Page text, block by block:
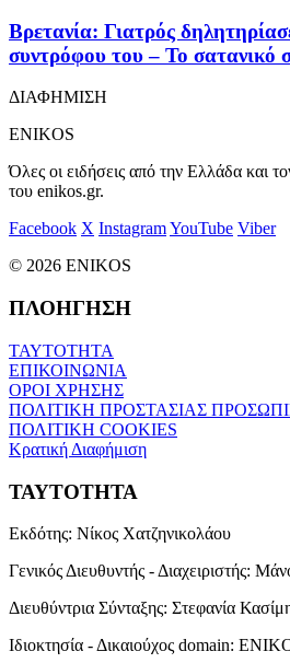
Βρετανία: Γιατρός
συντρόφου του – Το σατανικό
ΔΙΑΦΗΜΙΣΗ
ENIKOS
Όλες οι ειδήσεις από την Ελλάδα και
του enikos.gr.
Facebook X InstagramYouTube Viber
© 2026 ENIKOS
ΠΛΟΗΓΗΣΗ
ΤΑΥΤΟΤΗΤΑ
ΕΠΙΚΟΙΝΩΝΙΑ
ΟΡΟΙ ΧΡΗΣΗΣ
ΠΟΛΙΤΙΚΗ ΠΡΟΣΤΑΣΙΑΣ
ΠΟΛΙΤΙΚΗ COOKIES
Κρατική Διαφήμιση
ΤΑΥΤΟΤΗΤΑ
Εκδότης: Νίκος Χατζηνικολάου
Γενικός Διευθυντής - Διαχειριστής:
Διευθύντρια Σύνταξης: Στεφανία
Ιδιοκτησία - Δικαιούχος domain: